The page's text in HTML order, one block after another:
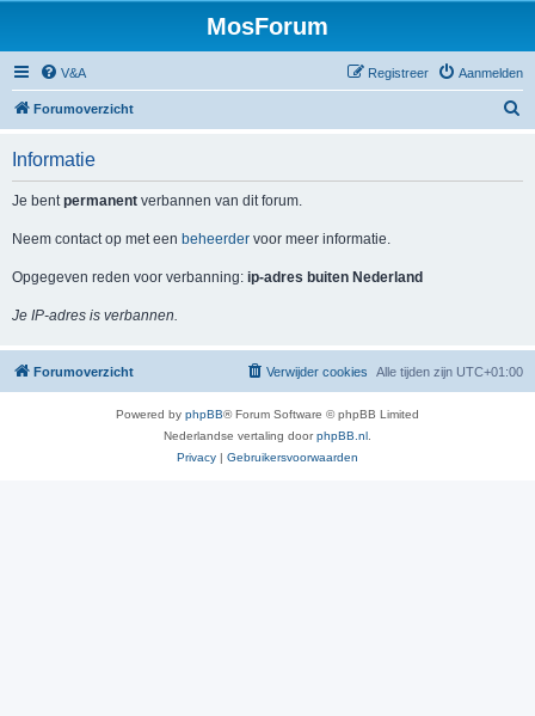
MosForum
V&A Aanmelden
Registreer
Forumoverzicht
Informatie
Je bentpermanent verbannen van dit forum.
Neem contact op met een beheerder voor meer informatie.
Opgegeven reden voor verbanning: ip-adres buiten Nederland
Je IP-adres is verbannen.
Forumoverzicht Alle tijden zijn UTC+01:00
Verwijder cookies
Powered by phpBB® Forum Software © phpBB Limited
Nederlandse vertaling doorphpBB.nl
Privacy | Gebruikersvoorwaarden